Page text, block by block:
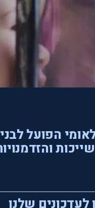
הפועל
שלנו